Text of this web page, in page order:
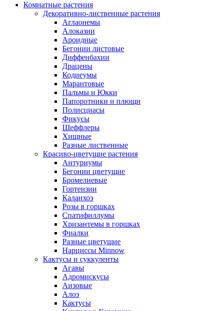
Комнатные растения
Декоративно-лиственные растения
Аглаонемы
Алоказии
Ароидные
Бегонии листовые
Диффенбахии
Драцены
Кодиеумы
Марантовые
Пальмы и Юкки
Папоротники и плющи
Полисциасы
Фикусы
Шеффлеры
Хищные
Разные лиственные
Красиво-цветущие растения
Антуриумы
Бегонии цветущие
Бромелиевые
Гортензии
Каланхоэ
Розы в горшках
Спатифиллумы
Хризантемы в горшках
Фиалки
Разные цветущие
Нарциссы Minnow
Кактусы и суккуленты
Агавы
Адромискусы
Аизовые
Алоэ
Кактусы